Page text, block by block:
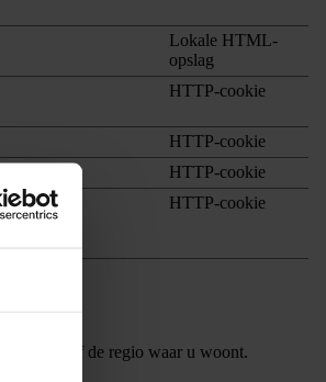
Lokale HTML-
opslag
HTTP-cookie
HTTP-cookie
HTTP-cookie
HTTP-cookie
of de regio waar u woont.